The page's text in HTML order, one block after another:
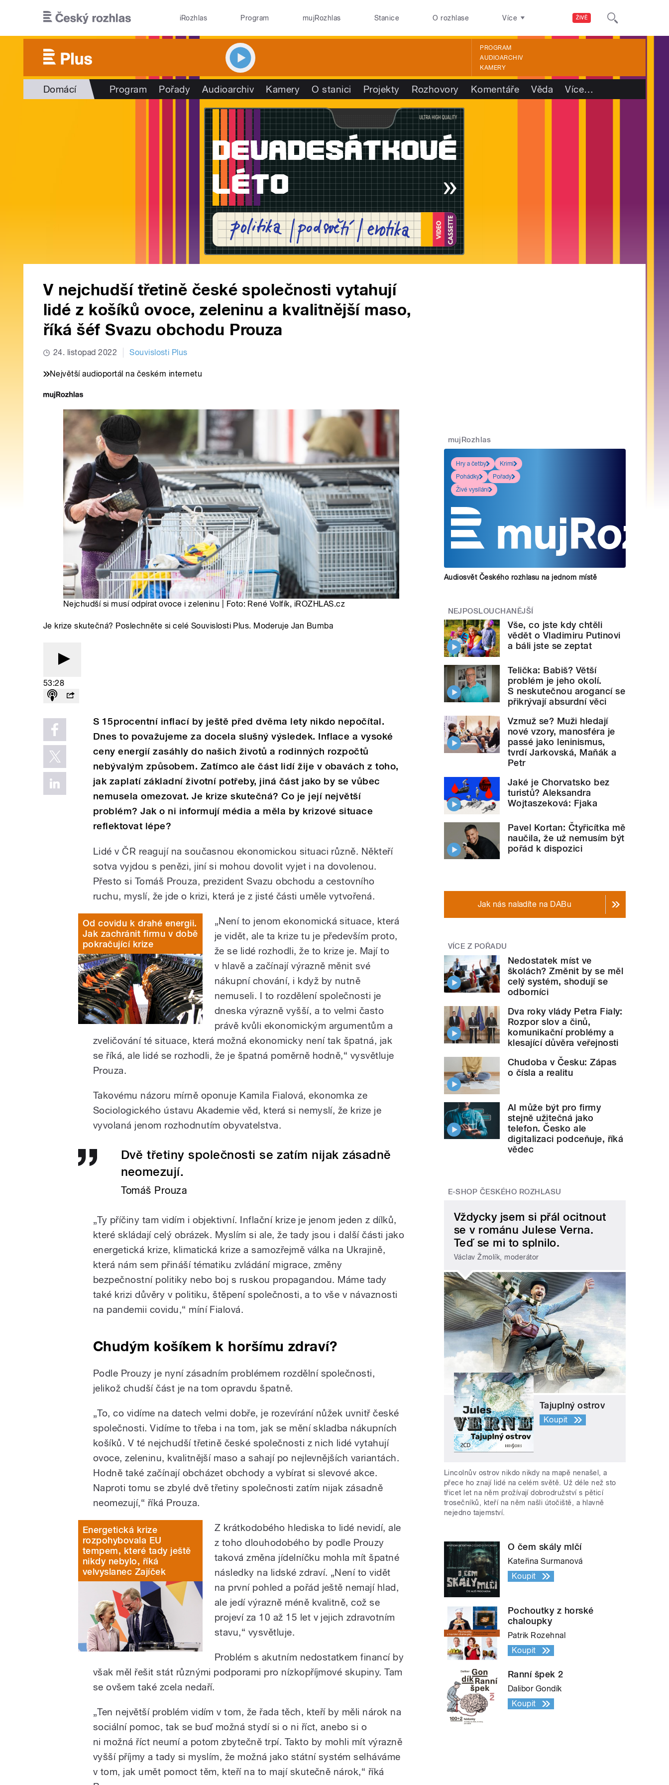
ŽIVĚ
iRozhlas Program mujRozhlas Stanice O rozhlase Více
PROGRAM
AUDIOARCHIV
KAMERY
Domácí Program Pořady Audioarchiv Kamery O stanici Projekty Rozhovory Komentáře Věda Více…
V nejchudší třetině české společnosti vytahují
lidé z košíků ovoce, zeleninu a kvalitnější maso,
říká šéf Svazu obchodu Prouza
24. listopad 2022 Souvislosti Plus
Největší audioportál na českém internetu
Nejchudší si musí odpírat ovoce i zeleninu | Foto: René Volfík, iROZHLAS.cz
Je krize skutečná? Poslechněte si celé Souvislosti Plus. Moderuje Jan Bumba
53:28
S 15procentní inflací by ještě před dvěma lety nikdo nepočítal.
Dnes to považujeme za docela slušný výsledek. Inflace a vysoké
ceny energií zasáhly do našich životů a rodinných rozpočtů
nebývalým způsobem. Zatímco ale část lidí žije v obavách z toho,
jak zaplatí základní životní potřeby, jiná část jako by se vůbec
nemusela omezovat. Je krize skutečná? Co je její největší
problém? Jak o ni informují média a měla by krizové situace
reflektovat lépe?
Lidé v ČR reagují na současnou ekonomickou situaci různě. Někteří
sotva vyjdou s penězi, jiní si mohou dovolit vyjet i na dovolenou.
Přesto si Tomáš Prouza, prezident Svazu obchodu a cestovního
ruchu, myslí, že jde o krizi, která je z jisté části uměle vytvořená.
Od covidu k drahé energii.
Jak zachránit firmu v době
pokračující krize
„Není to jenom ekonomická situace, která
je vidět, ale ta krize tu je především proto,
že se lidé rozhodli, že to krize je. Mají to
v hlavě a začínají výrazně měnit své
nákupní chování, i když by nutně
nemuseli. I to rozdělení společnosti je
dneska výrazně vyšší, a to velmi často
právě kvůli ekonomickým argumentům a
zveličování té situace, která možná ekonomicky není tak špatná, jak
se říká, ale lidé se rozhodli, že je špatná poměrně hodně,“ vysvětluje
Prouza.
Takovému názoru mírně oponuje Kamila Fialová, ekonomka ze
Sociologického ústavu Akademie věd, která si nemyslí, že krize je
vyvolaná jenom rozhodnutím obyvatelstva.
Dvě třetiny společnosti se zatím nijak zásadně
neomezují.
Tomáš Prouza
„Ty příčiny tam vidím i objektivní. Inflační krize je jenom jeden z dílků,
které skládají celý obrázek. Myslím si ale, že tady jsou i další části jako
energetická krize, klimatická krize a samozřejmě válka na Ukrajině,
která nám sem přináší tématiku zvládání migrace, změny
bezpečnostní politiky nebo boj s ruskou propagandou. Máme tady
také krizi důvěry v politiku, štěpení společnosti, a to vše v návaznosti
na pandemii covidu,“ míní Fialová.
Chudým košíkem k horšímu zdraví?
Podle Prouzy je nyní zásadním problémem rozdělní společnosti,
jelikož chudší část je na tom opravdu špatně.
„To, co vidíme na datech velmi dobře, je rozevírání nůžek uvnitř české
společnosti. Vidíme to třeba i na tom, jak se mění skladba nákupních
košíků. V té nejchudší třetině české společnosti z nich lidé vytahují
ovoce, zeleninu, kvalitnější maso a sahají po nejlevnějších variantách.
Hodně také začínají obcházet obchody a vybírat si slevové akce.
Naproti tomu se zbylé dvě třetiny společnosti zatím nijak zásadně
neomezují,“ říká Prouza.
Energetická krize
rozpohybovala EU
tempem, které tady ještě
nikdy nebylo, říká
velvyslanec Zajíček
Z krátkodobého hlediska to lidé nevidí, ale
z toho dlouhodobého by podle Prouzy
taková změna jídelníčku mohla mít špatné
následky na lidské zdraví. „Není to vidět
na první pohled a pořád ještě nemají hlad,
ale jedí výrazně méně kvalitně, což se
projeví za 10 až 15 let v jejich zdravotním
stavu,“ vysvětluje.
Problém s akutním nedostatkem financí by
však měl řešit stát různými podporami pro nízkopříjmové skupiny. Tam
se ovšem také zcela nedaří.
„Ten největší problém vidím v tom, že řada těch, kteří by měli nárok na
sociální pomoc, tak se buď možná stydí si o ni říct, anebo si o
ni možná říct neumí a potom zbytečně trpí. Takto by mohli mít výrazně
vyšší příjmy a tady si myslím, že možná jako státní systém selháváme
v tom, jak umět pomoct těm, kteří na to mají skutečně nárok,“ říká
mujRozhlas
Hry a četby
Krimi
Pohádky
Pořady
Živé vysílání
Audiosvět Českého rozhlasu na jednom místě
NEJPOSLOUCHANĚJŠÍ
Vše, co jste kdy chtěli
vědět o Vladimiru Putinovi
a báli jste se zeptat
Telička: Babiš? Větší
problém je jeho okolí.
S neskutečnou arogancí se
přikrývají absurdní věci
Vzmuž se? Muži hledají
nové vzory, manosféra je
passé jako leninismus,
tvrdí Jarkovská, Maňák a
Petr
Jaké je Chorvatsko bez
turistů? Aleksandra
Wojtaszeková: Fjaka
Pavel Kortan: Čtyřicítka mě
naučila, že už nemusím být
pořád k dispozici
Jak nás naladíte na DABu
VÍCE Z POŘADU
Nedostatek míst ve
školách? Změnit by se měl
celý systém, shodují se
odborníci
Dva roky vlády Petra Fialy:
Rozpor slov a činů,
komunikační problémy a
klesající důvěra veřejnosti
Chudoba v Česku: Zápas
o čísla a realitu
AI může být pro firmy
stejně užitečná jako
telefon. Česko ale
digitalizaci podceňuje, říká
vědec
E-SHOP ČESKÉHO ROZHLASU
Vždycky jsem si přál ocitnout
se v románu Julese Verna.
Teď se mi to splnilo.
Václav Žmolík, moderátor
Tajuplný ostrov
Koupit
Lincolnův ostrov nikdo nikdy na mapě nenašel, a
přece ho znají lidé na celém světě. Už déle než sto
třicet let na něm prožívají dobrodružství s pěticí
trosečníků, kteří na něm našli útočiště, a hlavně
nejedno tajemství.
O čem skály mlčí
Kateřina Surmanová
Koupit
Pochoutky z horské
chaloupky
Patrik Rozehnal
Koupit
Ranní špek 2
Dalibor Gondík
Koupit